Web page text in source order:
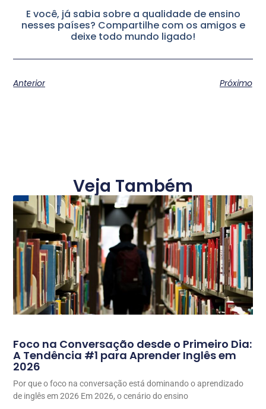
E você, já sabia sobre a qualidade de ensino
nesses países? Compartilhe com os amigos e
deixe todo mundo ligado!
Anterior Próximo
Veja Também
Foco na Conversação desde o Primeiro Dia:
A Tendência #1 para Aprender Inglês em
2026
Por que o foco na conversação está dominando o aprendizado
de inglês em 2026 Em 2026, o cenário do ensino